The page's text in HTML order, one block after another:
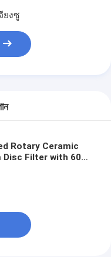
ยงซู
Rotary Ceramic
Disc Filter with 60m3